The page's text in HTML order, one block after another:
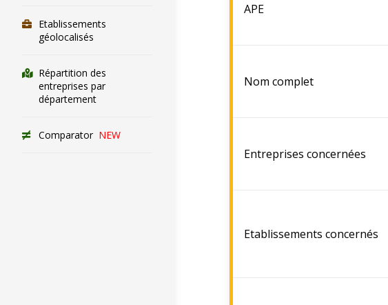
Etablissements
géolocalisés
Répartition des
entreprises par
département
Comparator NEW
APE
Nom complet
Entreprises concernées
Etablissements concernés